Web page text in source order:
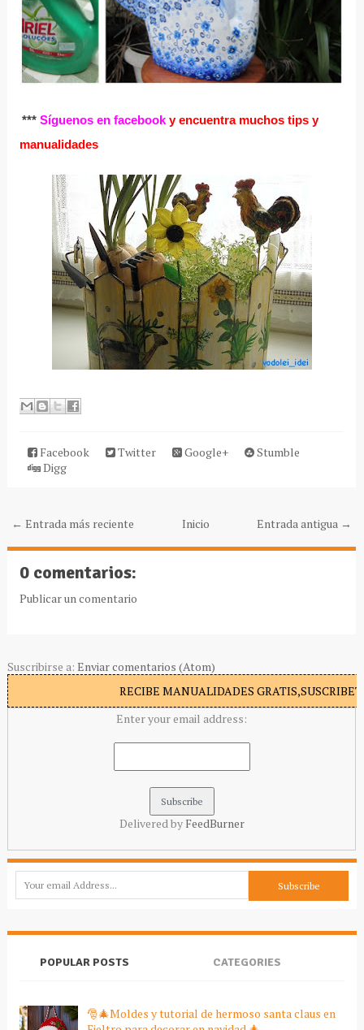
***Síguenos en facebook y encuentra muchos tips y
manualidades
Facebook Twitter Google+
Stumble
Digg
← Entrada más reciente Entrada antigua →
Inicio
0 comentarios:
Publicar un comentario
Suscribirse a: Enviar comentarios (Atom)
RECIBE MANUALIDADES
Enter your email address:
Delivered by FeedBurner
POPULAR POSTS CATEGORIES
🎅🎄Moldes y tutorial de hermoso santa claus en